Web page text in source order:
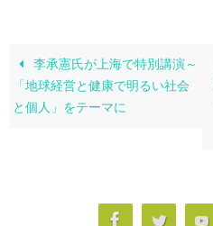
李承憲氏が上海で特別講演～
「地球経営と健康で明るい社会
と個人」をテーマに